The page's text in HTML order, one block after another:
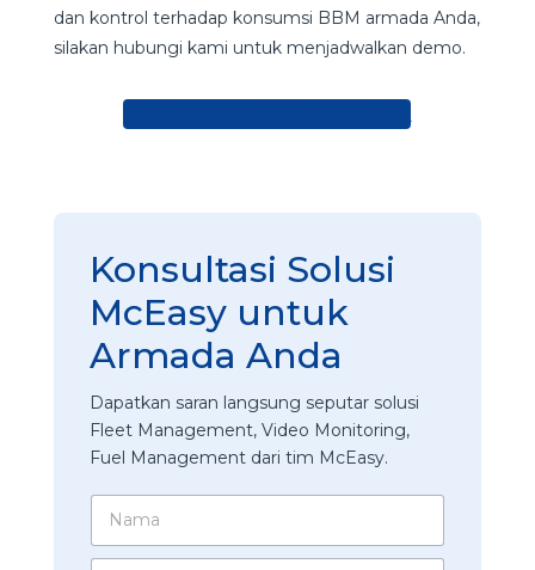
dan kontrol terhadap konsumsi BBM armada Anda,
silakan hubungi kami untuk menjadwalkan demo.
Konsultasi Solusi
McEasy untuk
Armada Anda
Dapatkan saran langsung seputar solusi
Fleet Management, Video Monitoring,
Fuel Management dari tim McEasy.
N
m